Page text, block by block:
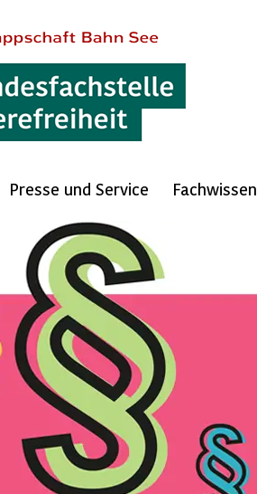
Presse und Service Fachwissen